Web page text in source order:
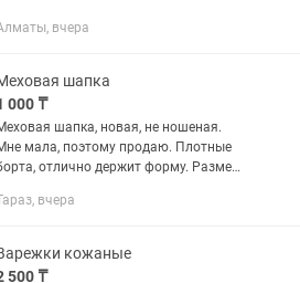
вчера
шапка
000 ₸
шапка, новая, не ношеная.
мала, поэтому продаю. Плотные
отлично держит форму. Размер
применить на другое что то
вчера
кожаные
500 ₸